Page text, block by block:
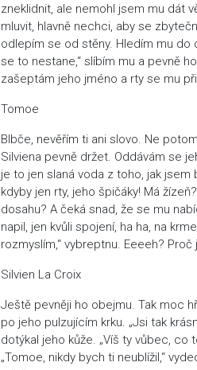
zneklidnit, ale nemohl jsem mu dát
mluvit, hlavně nechci, aby se
odlepím se od stěny. Hledím mu do
se to nestane,“ slíbím mu a pevně
zašeptám jeho jméno a rty se mu
Tomoe
Blbče, nevěřím ti ani slovo. Ne
Silviena pevně držet. Oddávám se
je to jen slaná voda z toho, jak jsem
kdyby jen rty, jeho špičáky! Má
dosahu? A čeká snad, že se mu
napil, jen kvůli spojení, ha ha, na
rozmyslím,“ vybreptnu. Eeeeh?
Silvien La Croix
Ještě pevněji ho obejmu. Tak moc
po jeho pulzujícím krku. „Jsi tak
dotýkal jeho kůže. „Víš ty vůbec, co
„Tomoe, nikdy bych ti neublížil,“